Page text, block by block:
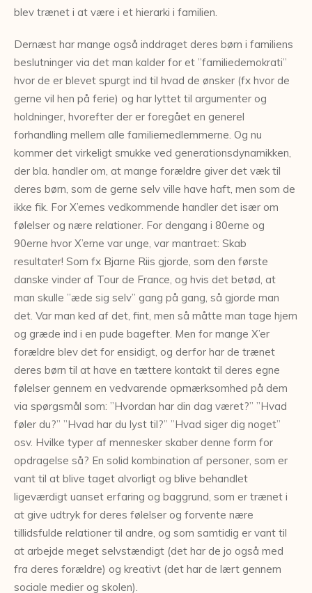
blev trænet i at være i et hierarki i familien.
Dernæst har mange også inddraget deres børn i familiens
beslutninger via det man kalder for et ”familiedemokrati”
hvor de er blevet spurgt ind til hvad de ønsker (fx hvor de
gerne vil hen på ferie) og har lyttet til argumenter og
holdninger, hvorefter der er foregået en generel
forhandling mellem alle familiemedlemmerne. Og nu
kommer det virkeligt smukke ved generationsdynamikken,
der bla. handler om, at mange forældre giver det væk til
deres børn, som de gerne selv ville have haft, men som de
ikke fik. For X’ernes vedkommende handler det især om
følelser og nære relationer. For dengang i 80erne og
90erne hvor X’erne var unge, var mantraet: Skab
resultater! Som fx Bjarne Riis gjorde, som den første
danske vinder af Tour de France, og hvis det betød, at
man skulle ”æde sig selv” gang på gang, så gjorde man
det. Var man ked af det, fint, men så måtte man tage hjem
og græde ind i en pude bagefter. Men for mange X’er
forældre blev det for ensidigt, og derfor har de trænet
deres børn til at have en tættere kontakt til deres egne
følelser gennem en vedvarende opmærksomhed på dem
via spørgsmål som: ”Hvordan har din dag været?” ”Hvad
føler du?” ”Hvad har du lyst til?” ”Hvad siger dig noget”
osv. Hvilke typer af mennesker skaber denne form for
opdragelse så? En solid kombination af personer, som er
vant til at blive taget alvorligt og blive behandlet
ligeværdigt uanset erfaring og baggrund, som er trænet i
at give udtryk for deres følelser og forvente nære
tillidsfulde relationer til andre, og som samtidig er vant til
at arbejde meget selvstændigt (det har de jo også med
fra deres forældre) og kreativt (det har de lært gennem
sociale medier og skolen).